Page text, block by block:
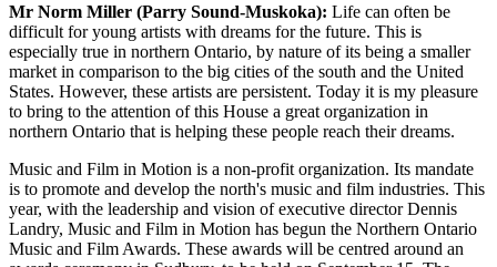
Mr Norm Miller (Parry Sound-Muskoka): Life can often be
difficult for young artists with dreams for the future. This is
especially true in northern Ontario, by nature of its being a smaller
market in comparison to the big cities of the south and the United
States. However, these artists are persistent. Today it is my pleasure
to bring to the attention of this House a great organization in
northern Ontario that is helping these people reach their dreams.
Music and Film in Motion is a non-profit organization. Its mandate
is to promote and develop the north's music and film industries. This
year, with the leadership and vision of executive director Dennis
Landry, Music and Film in Motion has begun the Northern Ontario
Music and Film Awards. These awards will be centred around an